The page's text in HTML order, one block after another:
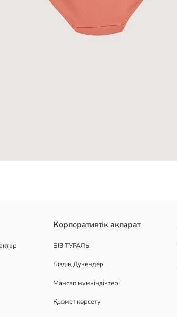
Корпоративтік ақпарат
БІЗ ТУРАЛЫ
Біздің Дүкендер
Мансап мүмкіндіктері
Қызмет көрсету